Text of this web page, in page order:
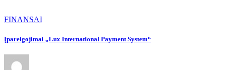
FINANSAI
Įpareigojimai „Lux International Payment System“